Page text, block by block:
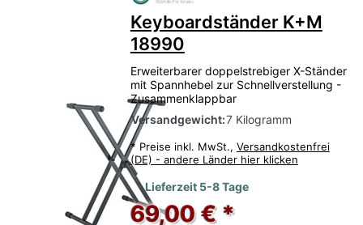
Keyboardständer K+M
18990
Erweiterbarer doppelstrebiger X-Ständer
mit Spannhebel zur Schnellverstellung -
Zusammenklappbar
Versandgewicht:7 Kilogramm
* Preise inkl. MwSt., Versandkostenfrei
(DE) - andere Länder hier klicken
Lieferzeit 5-8 Tage
69,00 € *